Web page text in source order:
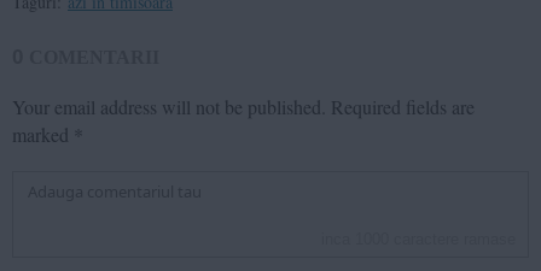
Your email address will not be published. Required fields are
marked *